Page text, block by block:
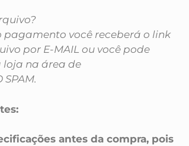
você receberá o link
por E-MAIL ou você pode
loja na área de
SPAM.
antes da compra, pois